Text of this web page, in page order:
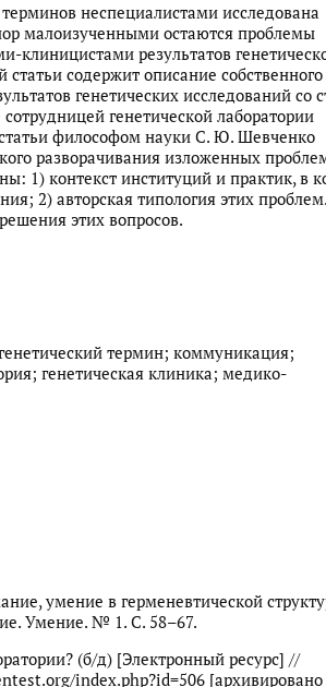
неспециалистами исследована
малоизученными остаются проблемы
клиницистами результатов
статьи содержит описание
генетических исследований со
генетической лаборатории
философом науки С. Ю. Шевченко
разворачивания изложенных
1) контекст институций и практик, в
2) авторская типология этих
этих вопросов.
термин; коммуникация;
генетическая клиника; медико-
умение в герменевтической
Умение. № 1. С. 58–67.
(б/д) [Электронный ресурс] //
index.php?id=506 [архивировано